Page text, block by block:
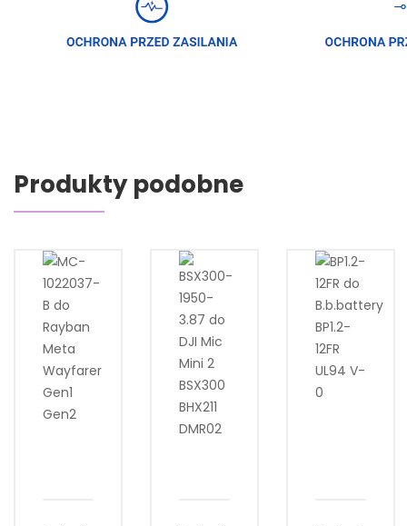
Produkty podobne